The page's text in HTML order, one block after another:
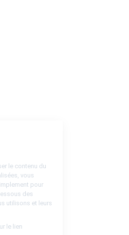
pour personnaliser le contenu du
publicités personnalisées, vous
sociaux ou tout simplement pour
Vous trouverez ci-dessous des
les cookies que nous utilisons et leurs
par la suite, cliquez sur le lien